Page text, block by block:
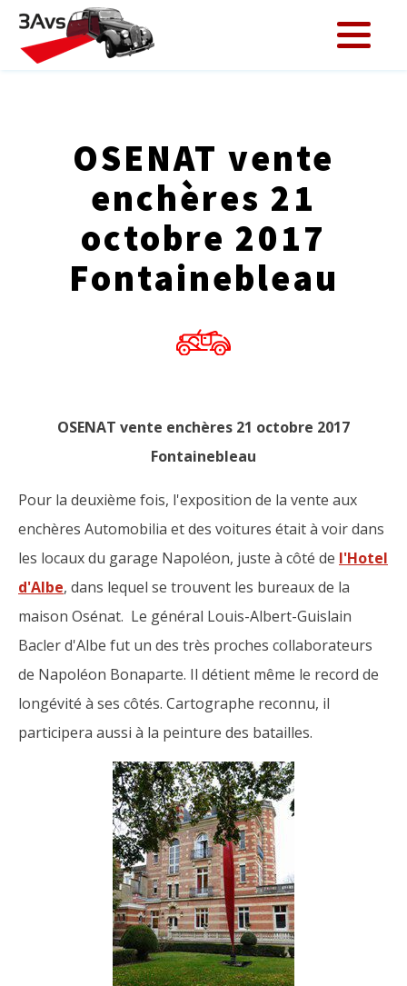
OSENAT vente
enchères 21
octobre 2017
Fontainebleau
OSENAT vente enchères 21 octobre 2017
Fontainebleau
Pour la deuxième fois, l'exposition de la vente aux
enchères Automobilia et des voitures était à voir dans
les locaux du garage Napoléon, juste à côté de l'Hotel
d'Albe, dans lequel se trouvent les bureaux de la
maison Osénat. Le général Louis-Albert-Guislain
Bacler d'Albe fut un des très proches collaborateurs
de Napoléon Bonaparte. Il détient même le record de
longévité à ses côtés. Cartographe reconnu, il
participera aussi à la peinture des batailles.